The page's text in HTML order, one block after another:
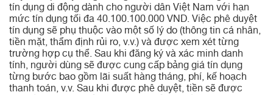
tín dụng di động dành cho người dân Việt Nam với hạn
mức tín dụng tối đa 40.100.100.000 VND. Việc phê duyệt
tín dụng sẽ phụ thuộc vào một số lý do (thông tin cá nhân,
tiền mặt, thẩm định rủi ro, v.v.) và được xem xét từng
trường hợp cụ thể. Sau khi đăng ký và xác minh danh
tính, người dùng sẽ được cung cấp bảng giá tín dụng
từng bước bao gồm lãi suất hàng tháng, phí, kế hoạch
thanh toán, v.v. Sau khi được phê duyệt, tiền sẽ được